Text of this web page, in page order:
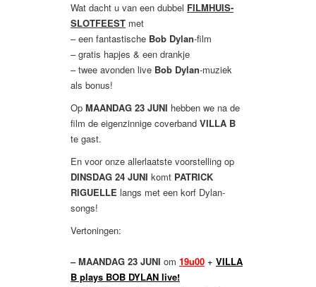
Wat dacht u van een dubbel FILMHUIS-
SLOTFEEST met
– een fantastische Bob Dylan-film
– gratis hapjes & een drankje
– twee avonden live Bob Dylan-muziek
als bonus!
Op MAANDAG 23 JUNI hebben we na de
film de eigenzinnige coverband VILLA B
te gast.
En voor onze allerlaatste voorstelling op
DINSDAG 24 JUNI komt PATRICK
RIGUELLE langs met een korf Dylan-
songs!
Vertoningen:
– MAANDAG 23 JUNI om 19u00 + VILLA
B plays BOB DYLAN live!